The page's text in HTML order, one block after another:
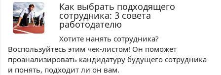
Как выбрать подходящего
сотрудника: 3 совета
работодателю
Хотите нанять сотрудника?
Воспользуйтесь этим чек-листом! Он поможет
проанализировать кандидатуру будущего сотрудника
и понять, подходит ли он вам.